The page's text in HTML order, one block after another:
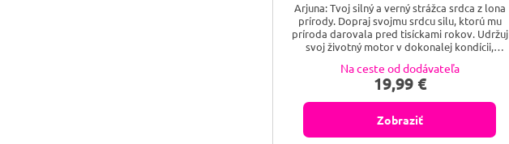
Arjuna: Tvoj silný a verný strážca srdca z lona
prírody. Dopraj svojmu srdcu silu, ktorú mu
príroda darovala pred tisíckami rokov. Udržuj
svoj životný motor v dokonalej kondícii,
prichádza s pevným zdravím! Arjuna je v
ajurvéde najuznávanejším tonikom pre srdce,
sval, podporuje zdravý krvný obeh a pomáha...
Na ceste od dodávateľa
19,99 €
Zobraziť